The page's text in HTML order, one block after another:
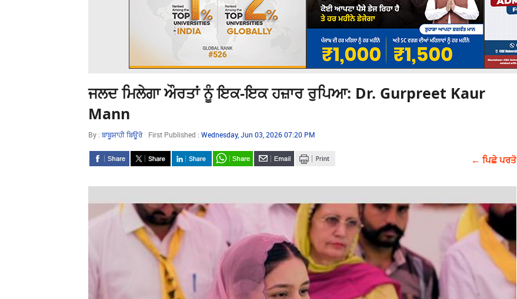
ਜਲਦ ਮਿਲੇਗਾ ਔਰਤਾਂ ਨੂੰ ਇਕ-ਇਕ ਹਜ਼ਾਰ ਰੁਪਿਆ: Dr. Gurpreet Kaur
Mann
By : ਬਾਬੂਸ਼ਾਹੀ ਬਿਊਰੋ First Published : Wednesday, Jun 03, 2026 07:20 PM
← ਪਿਛੇ ਪਰਤੋ